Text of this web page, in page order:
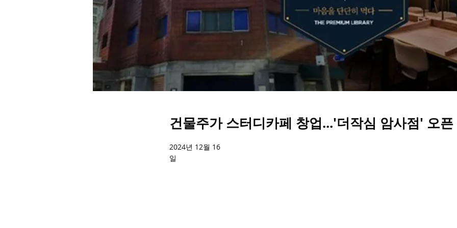
건물주가 스터디카페 창업...'더작심 암사점' 오
2024년 12월 16
일